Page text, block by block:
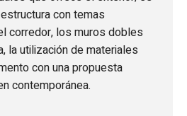
con temas
corredor, los muros dobles
la utilización de materiales
con una propuesta
contemporánea.